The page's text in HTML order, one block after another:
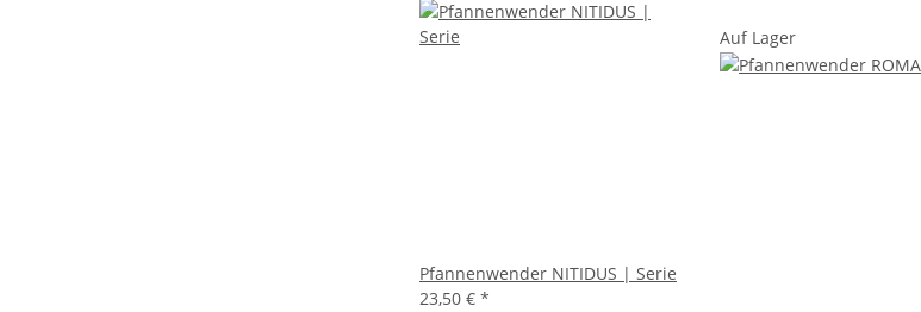
Pfannenwender NITIDUS | Serie
23,50 € *
Auf Lager